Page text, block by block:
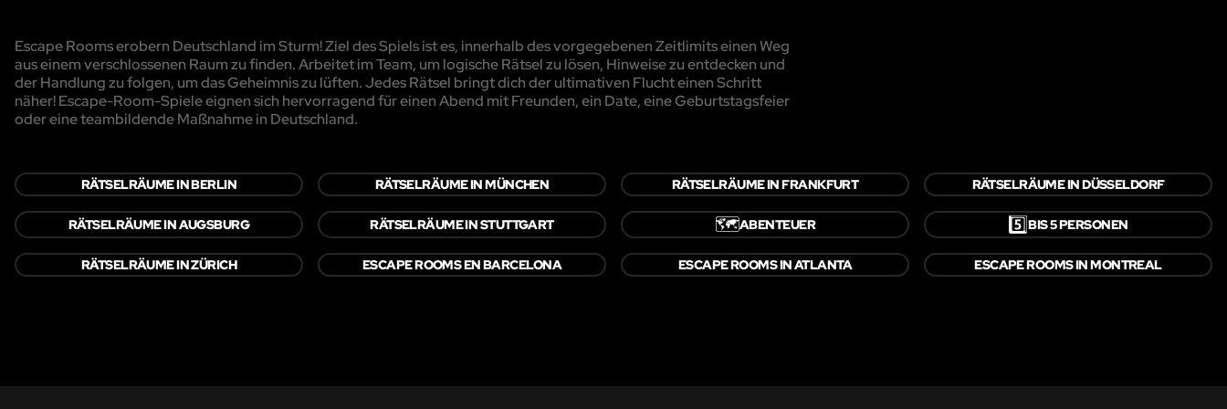
Escape Rooms erobern Deutschland im Sturm! Ziel des Spiels ist es, innerhalb des vorgegebenen Zeitlimits einen Weg
aus einem verschlossenen Raum zu finden. Arbeitet im Team, um logische Rätsel zu lösen, Hinweise zu entdecken und
der Handlung zu folgen, um das Geheimnis zu lüften. Jedes Rätsel bringt dich der ultimativen Flucht einen Schritt
näher! Escape-Room-Spiele eignen sich hervorragend für einen Abend mit Freunden, ein Date, eine Geburtstagsfeier
oder eine teambildende Maßnahme in Deutschland.
RÄTSELRÄUME IN BERLIN RÄTSELRÄUME IN MÜNCHEN RÄTSELRÄUME IN FRANKFURT RÄTSELRÄUME IN DÜSSELDORF
RÄTSELRÄUME IN AUGSBURG RÄTSELRÄUME IN STUTTGART 🗺️ABENTEUER 5️⃣BIS 5 PERSONEN
RÄTSELRÄUME IN ZÜRICH ESCAPE ROOMS EN BARCELONA ESCAPE ROOMS IN ATLANTA ESCAPE ROOMS IN MONTREAL